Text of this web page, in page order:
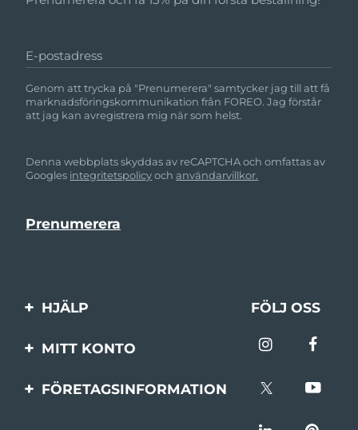
E-postadress
Genom att trycka på "Prenumerera" samtycker jag till att få
marknadsföringskommunikation från FOREO. Jag förstår
att jag kan avregistrera mig när som helst.
Denna webbplats skyddas av reCAPTCHA och omfattas av
Googles integritetspolicyochanvändarvillkor.
HJÄLP
Kontakta oss
FÖLJ OSS
MITT KONTO
Produktregistrering
FÖRETAGSINFORMATION